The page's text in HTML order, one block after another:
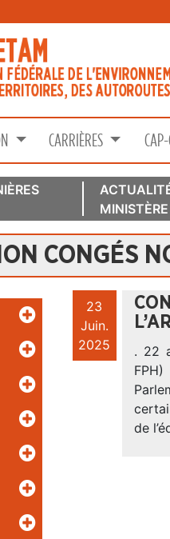
CARRIÈRES
MINISTÈRE
CONGÉS
23
Juin.
2025
. 22
de